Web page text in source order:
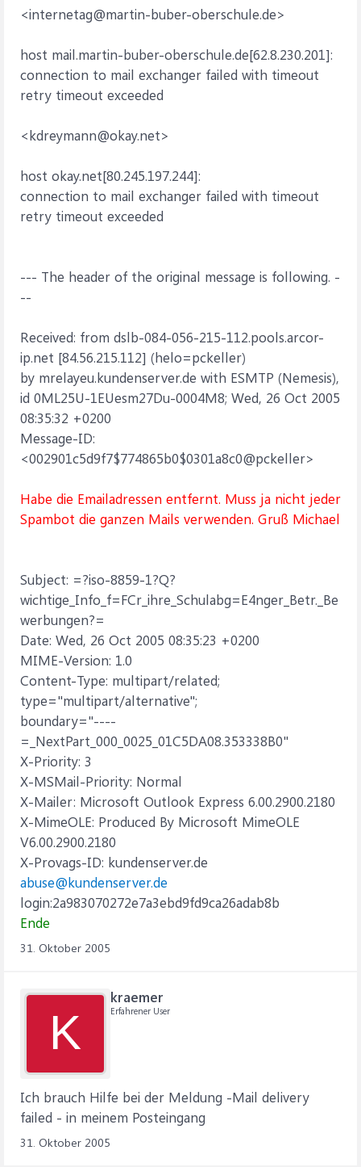
<internetag@martin-buber-oberschule.de>
host mail.martin-buber-oberschule.de[62.8.230.201]:
connection to mail exchanger failed with timeout
retry timeout exceeded
<kdreymann@okay.net>
host okay.net[80.245.197.244]:
connection to mail exchanger failed with timeout
retry timeout exceeded
--- The header of the original message is following. -
--
Received: from dslb-084-056-215-112.pools.arcor-
ip.net [84.56.215.112] (helo=pckeller)
by mrelayeu.kundenserver.de with ESMTP (Nemesis),
id 0ML25U-1EUesm27Du-0004M8; Wed, 26 Oct 2005
08:35:32 +0200
Message-ID:
<002901c5d9f7$774865b0$0301a8c0@pckeller>
Habe die Emailadressen entfernt. Muss ja nicht jeder
Spambot die ganzen Mails verwenden. Gruß Michael
Subject: =?iso-8859-1?Q?
wichtige_Info_f=FCr_ihre_Schulabg=E4nger_Betr._Be
werbungen?=
Date: Wed, 26 Oct 2005 08:35:23 +0200
MIME-Version: 1.0
Content-Type: multipart/related;
type="multipart/alternative";
boundary="----
=_NextPart_000_0025_01C5DA08.353338B0"
X-Priority: 3
X-MSMail-Priority: Normal
X-Mailer: Microsoft Outlook Express 6.00.2900.2180
X-MimeOLE: Produced By Microsoft MimeOLE
V6.00.2900.2180
X-Provags-ID: kundenserver.de
abuse@kundenserver.de
login:2a983070272e7a3ebd9fd9ca26adab8b
Ende
31. Oktober 2005
K
kraemer
Erfahrener User
Ich brauch Hilfe bei der Meldung -Mail delivery
failed - in meinem Posteingang
31. Oktober 2005